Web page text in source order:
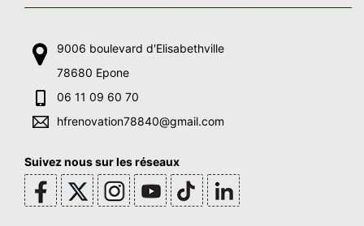
9006 boulevard d'Elisabethville
78680 Epone
06 11 09 60 70
hfrenovation78840@gmail.com
Suivez nous sur les réseaux